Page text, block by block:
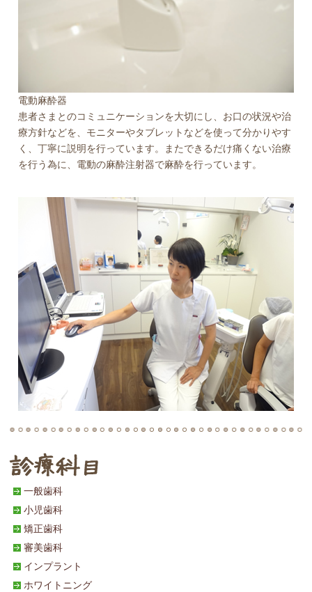
電動麻酔器
患者さまとのコミュニケーションを大切にし、お口の状況や治
療方針などを、モニターやタブレットなどを使って分かりやす
く、丁寧に説明を行っています。またできるだけ痛くない治療
を行う為に、電動の麻酔注射器で麻酔を行っています。
一般歯科
小児歯科
矯正歯科
審美歯科
インプラント
ホワイトニング